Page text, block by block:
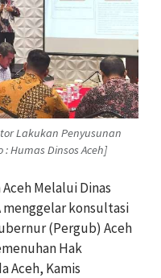
Lakukan Penyusunan
Humas Dinsos Aceh]
Melalui Dinas
menggelar konsultasi
(Pergub) Aceh
Hak
Aceh, Kamis